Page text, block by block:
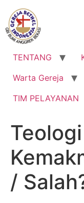
Lewati
konten
TENTANG
Warta Gereja
TIM PELAYANAN
Teologi
/